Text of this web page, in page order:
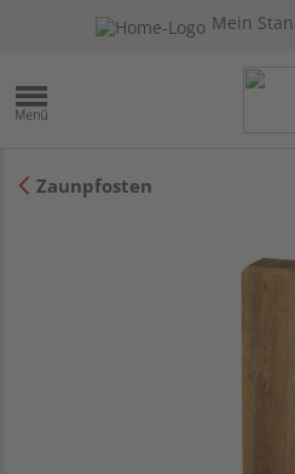
Mein
Zaunpfosten